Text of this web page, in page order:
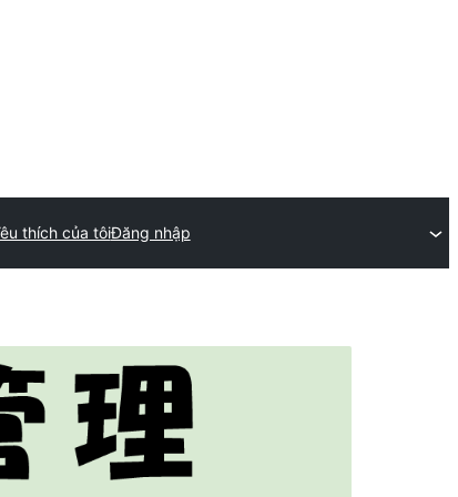
thích của tôiĐăng nhập